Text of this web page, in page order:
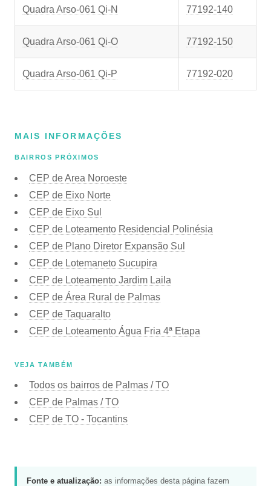
Quadra Arso-061 Qi-N 77192-140
Quadra Arso-061 Qi-O 77192-150
Quadra Arso-061 Qi-P 77192-020
MAIS INFORMAÇÕES
BAIRROS PRÓXIMOS
CEP de Area Noroeste
CEP de Eixo Norte
CEP de Eixo Sul
CEP de Loteamento Residencial Polinésia
CEP de Plano Diretor Expansão Sul
CEP de Lotemaneto Sucupira
CEP de Loteamento Jardim Laila
CEP de Área Rural de Palmas
CEP de Taquaralto
CEP de Loteamento Água Fria 4ª Etapa
VEJA TAMBÉM
Todos os bairros de Palmas / TO
CEP de Palmas / TO
CEP de TO - Tocantins
Fonte e atualização: as informações desta página fazem